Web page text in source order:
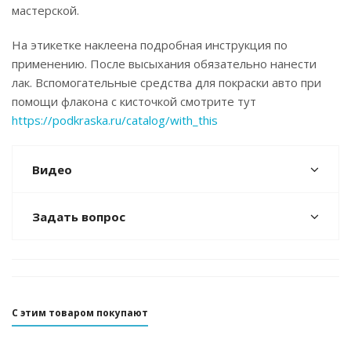
мастерской.
На этикетке наклеена подробная инструкция по
применению. После высыхания обязательно нанести
лак. Вспомогательные средства для покраски авто при
помощи флакона с кисточкой смотрите тут
https://podkraska.ru/catalog/with_this
Видео
Задать вопрос
С этим товаром покупают